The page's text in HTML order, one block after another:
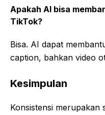
Apakah AI bisa
TikTok?
Bisa. AI dapat
caption, bahkan video
Kesimpulan
Konsistensi merupakan